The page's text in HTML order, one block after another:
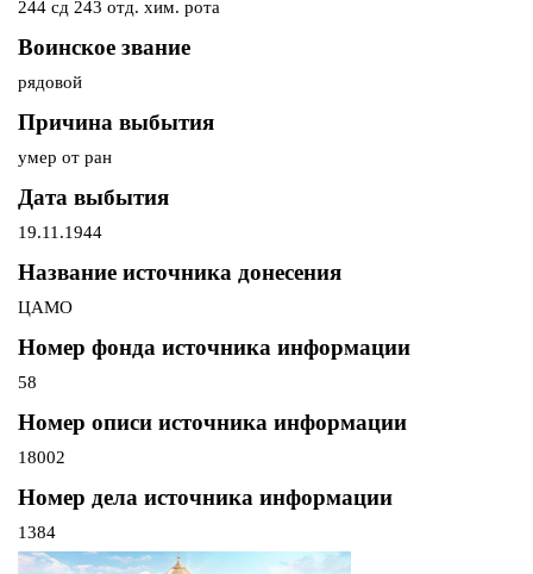
244 сд 243 отд. хим. рота
Воинское звание
рядовой
Причина выбытия
умер от ран
Дата выбытия
19.11.1944
Название источника донесения
ЦАМО
Номер фонда источника информации
58
Номер описи источника информации
18002
Номер дела источника информации
1384